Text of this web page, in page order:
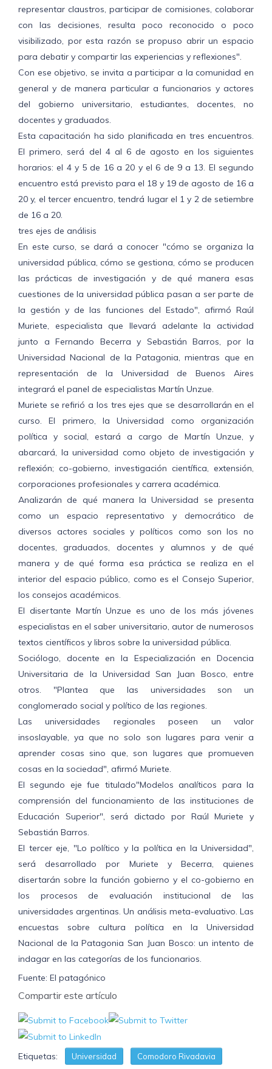
representar claustros, participar de comisiones, colaborar
con las decisiones, resulta poco reconocido o poco
visibilizado, por esta razón se propuso abrir un espacio
para debatir y compartir las experiencias y reflexiones".
Con ese objetivo, se invita a participar a la comunidad en
general y de manera particular a funcionarios y actores
del gobierno universitario, estudiantes, docentes, no
docentes y graduados.
Esta capacitación ha sido planificada en tres encuentros.
El primero, será del 4 al 6 de agosto en los siguientes
horarios: el 4 y 5 de 16 a 20 y el 6 de 9 a 13. El segundo
encuentro está previsto para el 18 y 19 de agosto de 16 a
20 y, el tercer encuentro, tendrá lugar el 1 y 2 de setiembre
de 16 a 20.
tres ejes de análisis
En este curso, se dará a conocer "cómo se organiza la
universidad pública, cómo se gestiona, cómo se producen
las prácticas de investigación y de qué manera esas
cuestiones de la universidad pública pasan a ser parte de
la gestión y de las funciones del Estado", afirmó Raúl
Muriete, especialista que llevará adelante la actividad
junto a Fernando Becerra y Sebastián Barros, por la
Universidad Nacional de la Patagonia, mientras que en
representación de la Universidad de Buenos Aires
integrará el panel de especialistas Martín Unzue.
Muriete se refirió a los tres ejes que se desarrollarán en el
curso. El primero, la Universidad como organización
política y social, estará a cargo de Martín Unzue, y
abarcará, la universidad como objeto de investigación y
reflexión; co-gobierno, investigación científica, extensión,
corporaciones profesionales y carrera académica.
Analizarán de qué manera la Universidad se presenta
como un espacio representativo y democrático de
diversos actores sociales y políticos como son los no
docentes, graduados, docentes y alumnos y de qué
manera y de qué forma esa práctica se realiza en el
interior del espacio público, como es el Consejo Superior,
los consejos académicos.
El disertante Martín Unzue es uno de los más jóvenes
especialistas en el saber universitario, autor de numerosos
textos científicos y libros sobre la universidad pública.
Sociólogo, docente en la Especialización en Docencia
Universitaria de la Universidad San Juan Bosco, entre
otros. "Plantea que las universidades son un
conglomerado social y político de las regiones.
Las universidades regionales poseen un valor
insoslayable, ya que no solo son lugares para venir a
aprender cosas sino que, son lugares que promueven
cosas en la sociedad", afirmó Muriete.
El segundo eje fue titulado"Modelos analíticos para la
comprensión del funcionamiento de las instituciones de
Educación Superior", será dictado por Raúl Muriete y
Sebastián Barros.
El tercer eje, "Lo político y la política en la Universidad",
será desarrollado por Muriete y Becerra, quienes
disertarán sobre la función gobierno y el co-gobierno en
los procesos de evaluación institucional de las
universidades argentinas. Un análisis meta-evaluativo. Las
encuestas sobre cultura política en la Universidad
Nacional de la Patagonia San Juan Bosco: un intento de
indagar en las categorías de los funcionarios.
Fuente: El patagónico
Compartir este artículo
Etiquetas: Universidad Comodoro Rivadavia